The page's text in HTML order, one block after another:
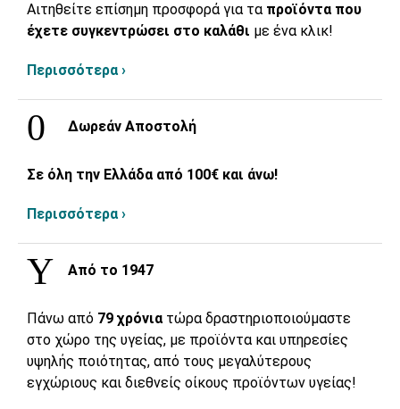
Αιτηθείτε επίσημη προσφορά για τα προϊόντα που
έχετε συγκεντρώσει στο καλάθι με ένα κλικ!
Περισσότερα ›
Δωρεάν Αποστολή
Σε όλη την Ελλάδα από 100€ και άνω!
Περισσότερα ›
Από το 1947
Πάνω από 79 χρόνια τώρα δραστηριοποιούμαστε
στο χώρο της υγείας, με προϊόντα και υπηρεσίες
υψηλής ποιότητας, από τους μεγαλύτερους
εγχώριους και διεθνείς οίκους προϊόντων υγείας!